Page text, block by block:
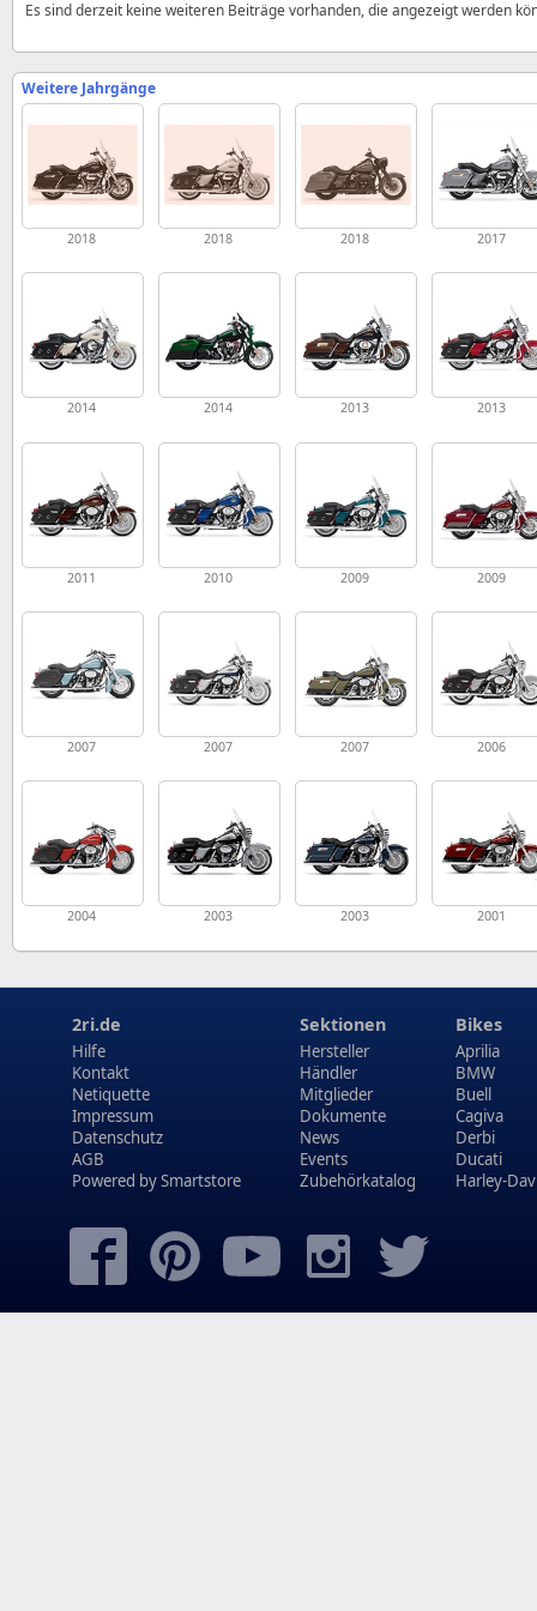
Es sind derzeit keine weiteren Beiträge vorhanden, die angezeigt werden
Weitere Jahrgänge
2018 2018 2018 2017
2014 2014 2013 2013
2011 2010 2009 2009
2007 2007 2007 2006
2004 2003 2003 2001
2ri.de
Hilfe
Kontakt
Netiquette
Impressum
Datenschutz
AGB
Powered bySmartstore
Sektionen
Hersteller
Händler
Mitglieder
Dokumente
News
Events
Zubehörkatalog
Bikes
Aprilia
BMW
Buell
Cagiva
Derbi
Ducati
Harley-